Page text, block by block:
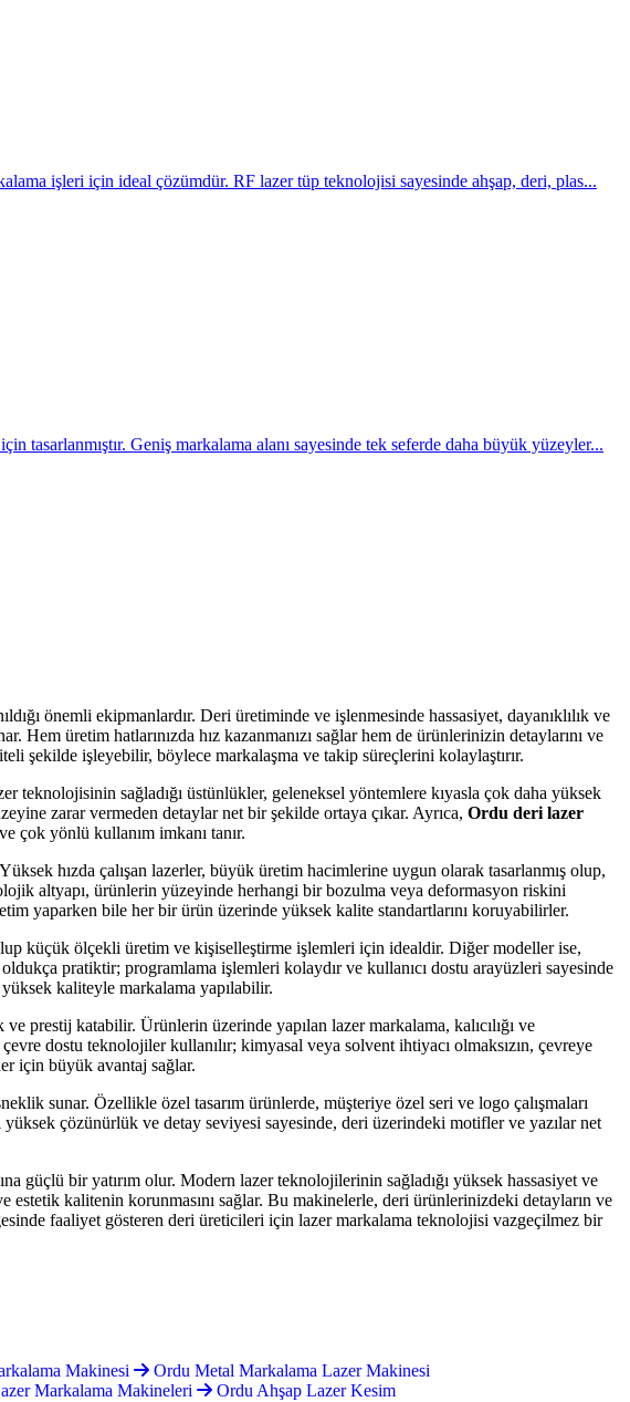
işleri için ideal çözümdür. RF lazer tüp teknolojisi sayesinde ahşap, deri, plas...
Geniş markalama alanı sayesinde tek seferde daha büyük yüzeyler...
önemli ekipmanlardır. Deri üretiminde ve işlenmesinde hassasiyet, dayanıklılık ve
Hem üretim hatlarınızda hız kazanmanızı sağlar hem de ürünlerinizin detaylarını ve
şekilde işleyebilir, böylece markalaşma ve takip süreçlerini kolaylaştırır.
sağladığı üstünlükler, geleneksel yöntemlere kıyasla çok daha yüksek
zarar vermeden detaylar net bir şekilde ortaya çıkar. Ayrıca, Ordu deri lazer
çok yönlü kullanım imkanı tanır.
hızda çalışan lazerler, büyük üretim hacimlerine uygun olarak tasarlanmış olup,
altyapı, ürünlerin yüzeyinde herhangi bir bozulma veya deformasyon riskini
yaparken bile her bir ürün üzerinde yüksek kalite standartlarını koruyabilirler.
küçük ölçekli üretim ve kişiselleştirme işlemleri için idealdir. Diğer modeller ise,
pratiktir; programlama işlemleri kolaydır ve kullanıcı dostu arayüzleri sayesinde
kaliteyle markalama yapılabilir.
prestij katabilir. Ürünlerin üzerinde yapılan lazer markalama, kalıcılığı ve
dostu teknolojiler kullanılır; kimyasal veya solvent ihtiyacı olmaksızın, çevreye
için büyük avantaj sağlar.
sunar. Özellikle özel tasarım ürünlerde, müşteriye özel seri ve logo çalışmaları
çözünürlük ve detay seviyesi sayesinde, deri üzerindeki motifler ve yazılar net
güçlü bir yatırım olur. Modern lazer teknolojilerinin sağladığı yüksek hassasiyet ve
kalitenin korunmasını sağlar. Bu makinelerle, deri ürünlerinizdeki detayların ve
faaliyet gösteren deri üreticileri için lazer markalama teknolojisi vazgeçilmez bir
Makinesi
Ordu Metal Markalama Lazer Makinesi
Markalama Makineleri
Ordu Ahşap Lazer Kesim